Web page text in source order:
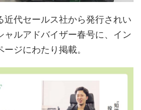
近代セールス社から発行されい
ャルアドバイザー春号に、イン
ジにわたり掲載。